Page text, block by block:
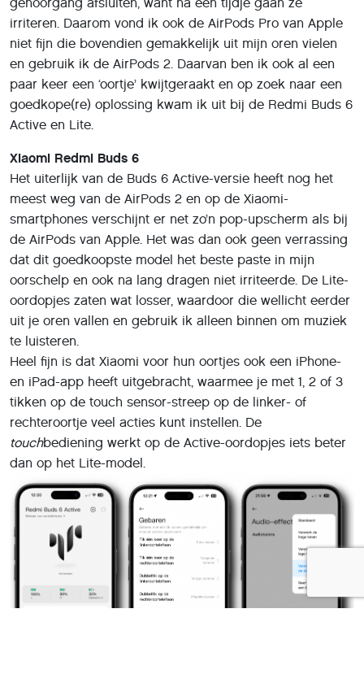
irriteren. Daarom vond ik ook de AirPods Pro van Apple
niet fijn die bovendien gemakkelijk uit mijn oren vielen
en gebruik ik de AirPods 2. Daarvan ben ik ook al een
paar keer een ‘oortje’ kwijtgeraakt en op zoek naar een
goedkope(re) oplossing kwam ik uit bij de Redmi Buds 6
Active en Lite.
Xiaomi Redmi Buds 6
Het uiterlijk van de Buds 6 Active-versie heeft nog het
meest weg van de AirPods 2 en op de Xiaomi-
smartphones verschijnt er net zo’n pop-upscherm als bij
de AirPods van Apple. Het was dan ook geen verrassing
dat dit goedkoopste model het beste paste in mijn
oorschelp en ook na lang dragen niet irriteerde. De Lite-
oordopjes zaten wat losser, waardoor die wellicht eerder
uit je oren vallen en gebruik ik alleen binnen om muziek
te luisteren.
Heel fijn is dat Xiaomi voor hun oortjes ook een iPhone-
en iPad-app heeft uitgebracht, waarmee je met 1, 2 of 3
tikken op de touch sensor-streep op de linker- of
rechteroortje veel acties kunt instellen. De
touchbediening werkt op de Active-oordopjes iets beter
dan op het Lite-model.